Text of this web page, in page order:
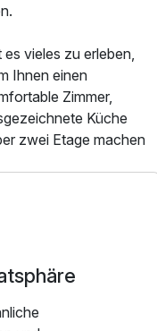
vieles zu erleben,
Ihnen einen
Zimmer,
Küche
zwei Etage machen
Relax-Oase, wo